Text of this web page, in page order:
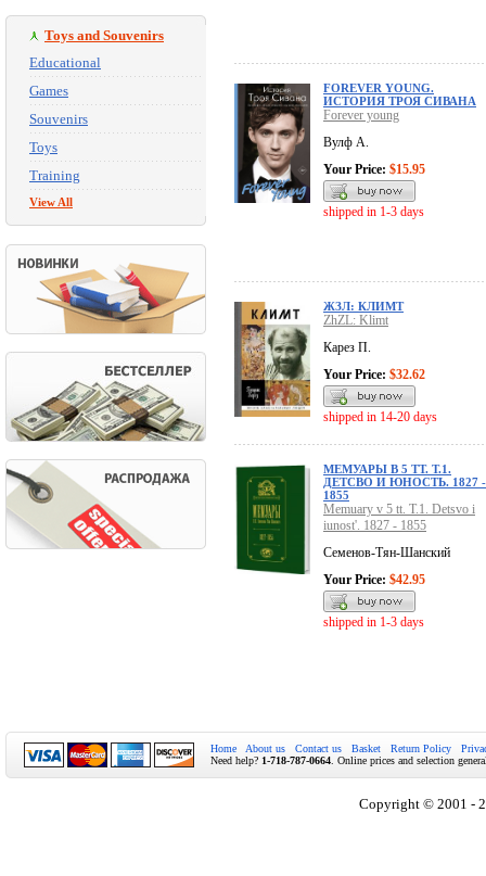
Toys and Souvenirs
Educational
Games
Souvenirs
Toys
Training
View All
FOREVER YOUNG.
ИСТОРИЯ ТРОЯ СИВАНА
Forever young
Вулф А.
Your Price: $15.95
shipped in 1-3 days
ЖЗЛ: КЛИМТ
ZhZL: Klimt
Карез П.
Your Price: $32.62
shipped in 14-20 days
МЕМУАРЫ В 5 ТТ. Т.1.
ДЕТСВО И ЮНОСТЬ. 1827 -
1855
Memuary v 5 tt. T.1. Detsvo i
iunost'. 1827 - 1855
Семенов-Тян-Шанский
Your Price: $42.95
shipped in 1-3 days
Home About us Contact us Basket Return Policy
Need help? 1-718-787-0664 . Online prices and selection
Copyright © 2001 -